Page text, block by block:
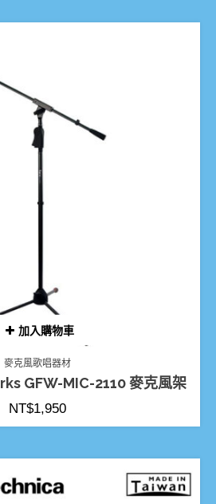
加入購物車
麥克風歌唱器材
GFW-MIC-2110 麥克風架
NT$1,950